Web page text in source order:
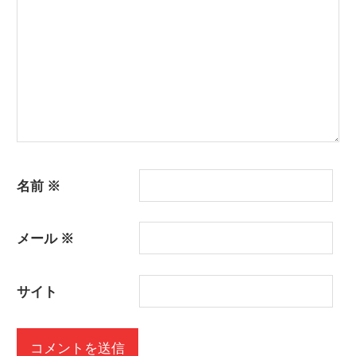
名前 ※
メール ※
サイト